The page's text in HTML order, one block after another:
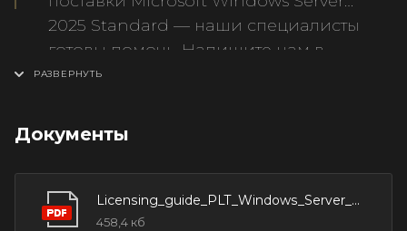
2025 Standard — наши специалисты
готовы помочь. Напишите нам в
Telegram-бот, воспользуйтесь онлайн-
инфраструктуру.
Документы
Licensing_guide_PLT_Windows_Server_2025
458,4 кб